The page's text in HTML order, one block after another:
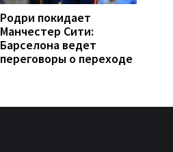
Родри покидает
Манчестер Сити:
Барселона ведет
переговоры о переходе